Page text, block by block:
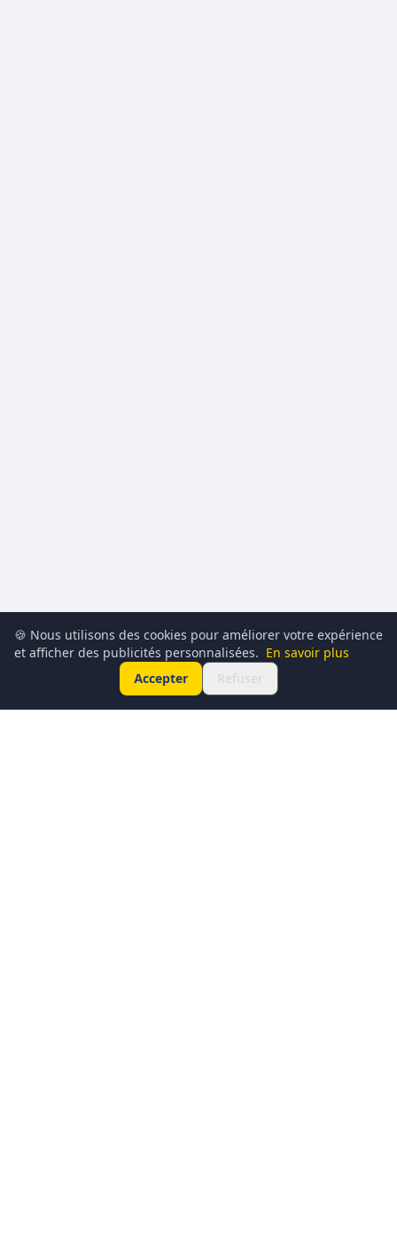
🍪 Nous utilisons des cookies pour améliorer votre expérience
et afficher des publicités personnalisées. En savoir plus
Accepter
Refuser